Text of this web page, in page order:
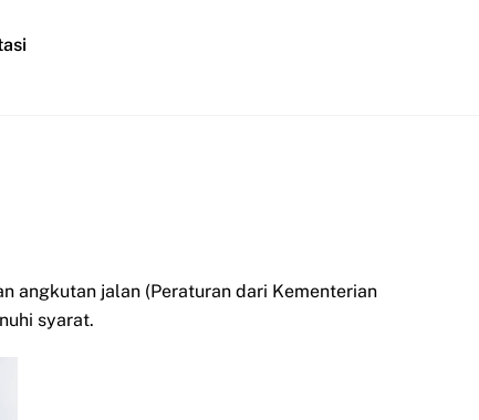
angkutan jalan (Peraturan dari Kementerian
syarat.